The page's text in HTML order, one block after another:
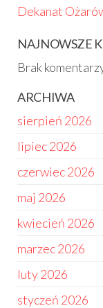
Dekanat
NAJNOWSZE
Brak
ARCHIWA
sierpień 2026
lipiec 2026
czerwiec 2026
maj 2026
kwiecień 2026
marzec 2026
luty 2026
styczeń 2026